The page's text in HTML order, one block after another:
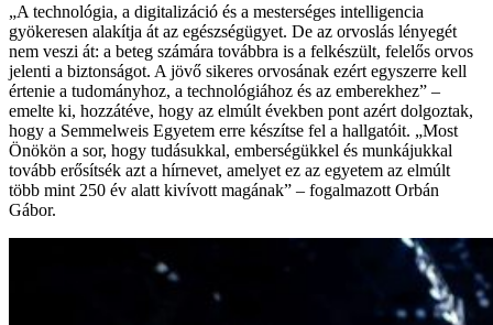
„A technológia, a digitalizáció és a mesterséges intelligencia
gyökeresen alakítja át az egészségügyet. De az orvoslás lényegét
nem veszi át: a beteg számára továbbra is a felkészült, felelős orvos
jelenti a biztonságot. A jövő sikeres orvosának ezért egyszerre kell
értenie a tudományhoz, a technológiához és az emberekhez” –
emelte ki, hozzátéve, hogy az elmúlt években pont azért dolgoztak,
hogy a Semmelweis Egyetem erre készítse fel a hallgatóit. „Most
Önökön a sor, hogy tudásukkal, emberségükkel és munkájukkal
tovább erősítsék azt a hírnevet, amelyet ez az egyetem az elmúlt
több mint 250 év alatt kivívott magának” – fogalmazott Orbán
Gábor.